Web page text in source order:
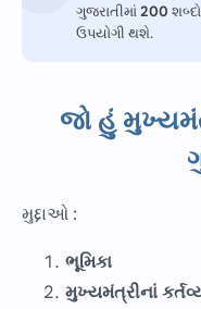
ગુજરાતીમાં200
ઉપયોગી થશે.
જો હું
મુદ્દાઓ :
ભૂમિકા
મુખ્યમંત્રીનાં